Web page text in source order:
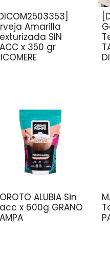
Amarilla
SIN
x 350 gr
ALUBIA Sin
x 600g GRANO